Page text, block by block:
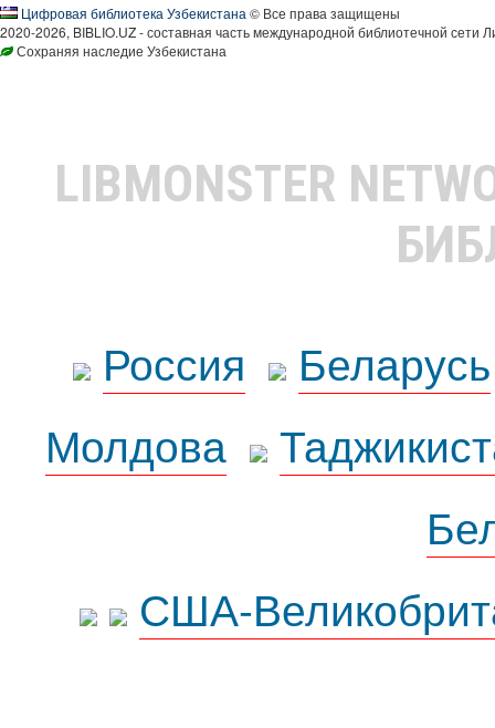
Цифровая библиотека Узбекистана © Все права защищены
2020-2026, BIBLIO.UZ - составная часть международной библиотечной сети
Сохраняя наследие Узбекистана
LIBMONSTER
Россия
Беларусь
Молдова
США-